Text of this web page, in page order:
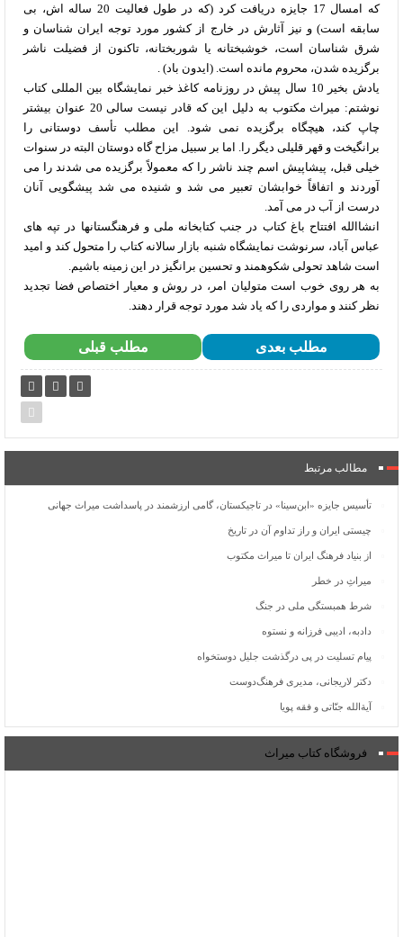
که امسال 17 جایزه دریافت کرد (که در طول فعالیت 20 ساله اش، بی
سابقه است) و نیز آثارش در خارج از کشور مورد توجه ایران شناسان و
شرق شناسان است، خوشبختانه یا شوربختانه، تاکنون از فضیلت ناشر
برگزیده شدن، محروم مانده است. (ایدون باد) .
یادش بخیر 10 سال پیش در روزنامه کاغذ خبر نمایشگاه بین المللی کتاب
نوشتم: میراث مکتوب به دلیل این که قادر نیست سالی 20 عنوان بیشتر
چاپ کند، هیچگاه برگزیده نمی شود. این مطلب تأسف دوستانی را
برانگیخت و قهر قلیلی دیگر را. اما بر سبیل مزاح گاه دوستان البته در سنوات
خیلی قبل، پیشاپیش اسم چند ناشر را که معمولاً برگزیده می شدند را می
آوردند و اتفاقاً خوابشان تعبیر می شد و شنیده می شد پیشگویی آنان
درست از آب در می آمد.
انشاالله افتتاح باغ کتاب در جنب کتابخانه ملی و فرهنگستانها در تپه های
عباس آباد، سرنوشت نمایشگاه شنبه بازار سالانه کتاب را متحول کند و امید
است شاهد تحولی شکوهمند و تحسین برانگیز در این زمینه باشیم.
به هر روی خوب است متولیان امر، در روش و معیار اختصاص فضا تجدید
نظر کنند و مواردی را که یاد شد مورد توجه قرار دهند.
مطلب قبلی مطلب بعدی
مطالب مرتبط
تأسیس جایزه «ابن‌سینا» در تاجیکستان، گامی ارزشمند در پاسداشت میراث جهانی
چیستی ایران و راز تداوم آن در تاریخ
از بنیاد فرهنگ ایران تا میراث مکتوب
میراثِ در خطر
شرط همبستگی ملی در جنگ
دادبه، ادیبی فرزانه و نستوه
پیام تسلیت در پی درگذشت جلیل دوستخواه
دکتر لاریجانی، مدیری فرهنگ‌دوست
آیة‌الله جنّاتی و فقه پویا
فروشگاه کتاب میراث